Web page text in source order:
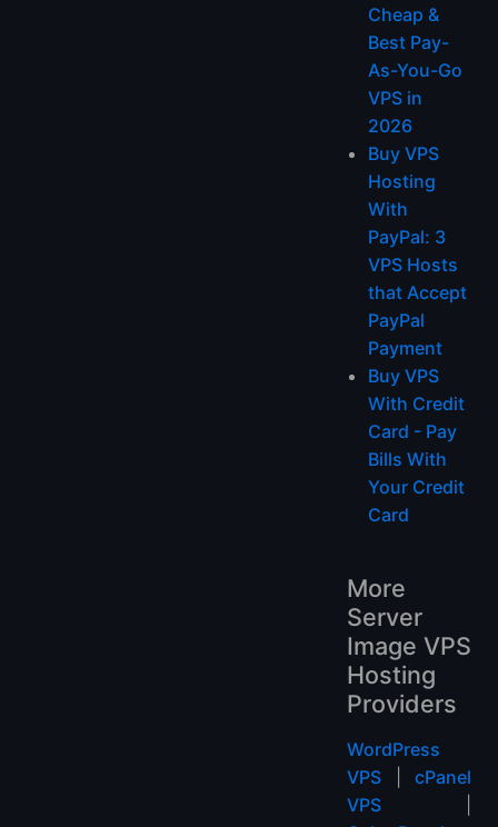
Cheap &
Best Pay-
As-You-Go
VPS in
2026
Buy VPS
Hosting
With
PayPal: 3
VPS Hosts
that Accept
PayPal
Payment
Buy VPS
With Credit
Card - Pay
Bills With
Your Credit
Card
More
Server
Image VPS
Hosting
Providers
WordPress
VPS
cPanel
VPS